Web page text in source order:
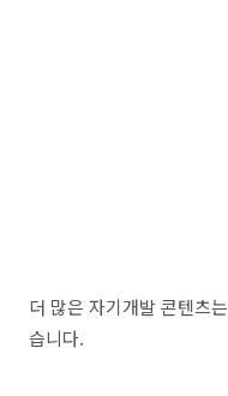
더 많은 자기개발 콘텐츠는
습니다.